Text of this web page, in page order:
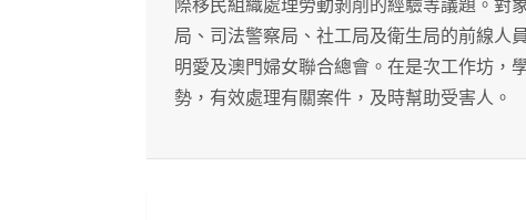
際移民組織處理勞動剝削的經驗等議題。對
局、司法警察局、社工局及衛生局的前線人
明愛及澳門婦女聯合總會。在是次工作坊，
勢，有效處理有關案件，及時幫助受害人。